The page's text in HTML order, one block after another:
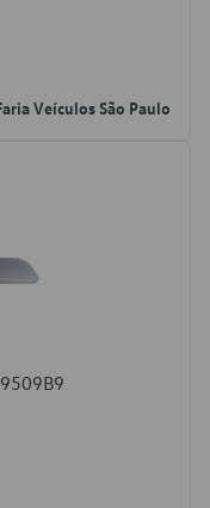
Veículos São Paulo